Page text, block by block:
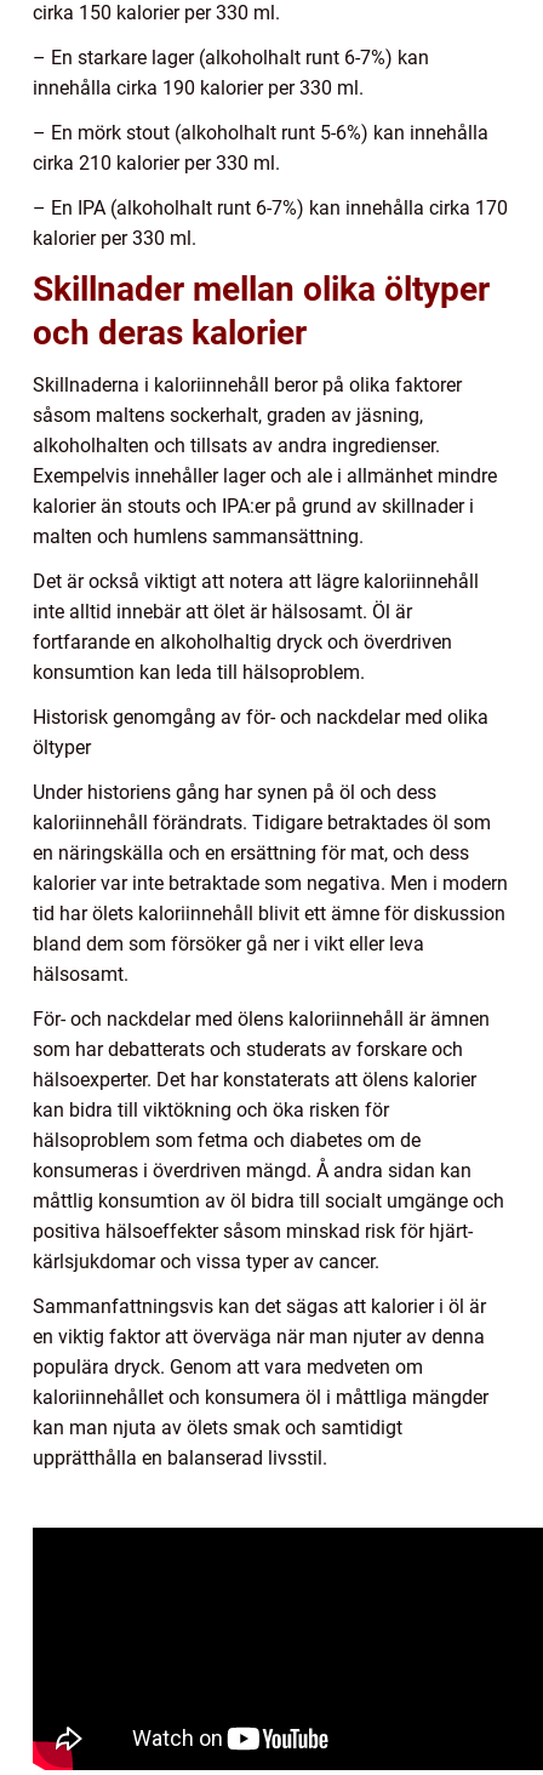
cirka 150 kalorier per 330 ml.
– En starkare lager (alkoholhalt runt 6-7%) kan
innehålla cirka 190 kalorier per 330 ml.
– En mörk stout (alkoholhalt runt 5-6%) kan innehålla
cirka 210 kalorier per 330 ml.
– En IPA (alkoholhalt runt 6-7%) kan innehålla cirka 170
kalorier per 330 ml.
Skillnader mellan olika öltyper
och deras kalorier
Skillnaderna i kaloriinnehåll beror på olika faktorer
såsom maltens sockerhalt, graden av jäsning,
alkoholhalten och tillsats av andra ingredienser.
Exempelvis innehåller lager och ale i allmänhet mindre
kalorier än stouts och IPA:er på grund av skillnader i
malten och humlens sammansättning.
Det är också viktigt att notera att lägre kaloriinnehåll
inte alltid innebär att ölet är hälsosamt. Öl är
fortfarande en alkoholhaltig dryck och överdriven
konsumtion kan leda till hälsoproblem.
Historisk genomgång av för- och nackdelar med olika
öltyper
Under historiens gång har synen på öl och dess
kaloriinnehåll förändrats. Tidigare betraktades öl som
en näringskälla och en ersättning för mat, och dess
kalorier var inte betraktade som negativa. Men i modern
tid har ölets kaloriinnehåll blivit ett ämne för diskussion
bland dem som försöker gå ner i vikt eller leva
hälsosamt.
För- och nackdelar med ölens kaloriinnehåll är ämnen
som har debatterats och studerats av forskare och
hälsoexperter. Det har konstaterats att ölens kalorier
kan bidra till viktökning och öka risken för
hälsoproblem som fetma och diabetes om de
konsumeras i överdriven mängd. Å andra sidan kan
måttlig konsumtion av öl bidra till socialt umgänge och
positiva hälsoeffekter såsom minskad risk för hjärt-
kärlsjukdomar och vissa typer av cancer.
Sammanfattningsvis kan det sägas att kalorier i öl är
en viktig faktor att överväga när man njuter av denna
populära dryck. Genom att vara medveten om
kaloriinnehållet och konsumera öl i måttliga mängder
kan man njuta av ölets smak och samtidigt
upprätthålla en balanserad livsstil.